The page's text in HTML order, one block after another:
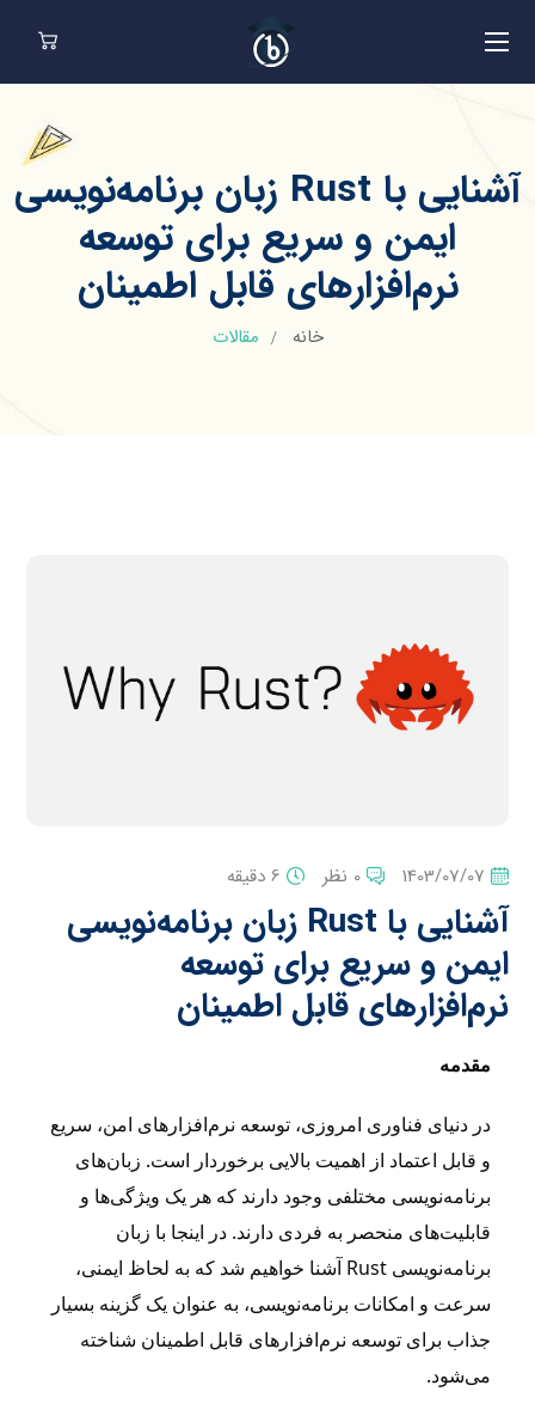
آشنایی با Rust زبان برنامه‌نویسی
ایمن و سریع برای توسعه
نرم‌افزارهای قابل اطمینان
خانه مقالات
1403/07/07 0 نظر 6 دقیقه
آشنایی با Rust زبان برنامه‌نویسی
ایمن و سریع برای توسعه
نرم‌افزارهای قابل اطمینان
مقدمه
در دنیای فناوری امروزی، توسعه نرم‌افزارهای امن، سریع
و قابل اعتماد از اهمیت بالایی برخوردار است. زبان‌های
برنامه‌نویسی مختلفی وجود دارند که هر یک ویژگی‌ها و
قابلیت‌های منحصر به فردی دارند. در اینجا با زبان
برنامه‌نویسی Rust آشنا خواهیم شد که به لحاظ ایمنی،
سرعت و امکانات برنامه‌نویسی، به عنوان یک گزینه بسیار
جذاب برای توسعه نرم‌افزارهای قابل اطمینان شناخته
می‌شود.